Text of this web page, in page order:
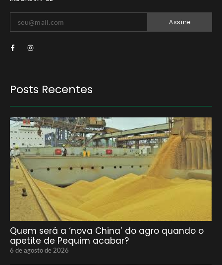
Assine
Posts Recentes
Quem será a ‘nova China’ do agro quando o
apetite de Pequim acabar?
6 de agosto de 2026